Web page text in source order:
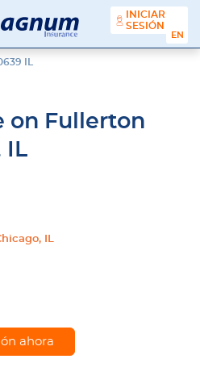
Seguros
Magnum
Agencia
de
Seguros
Suburbios
INICIAR
SESIÓN
IL
on Fullerton
IL
IL
ahora